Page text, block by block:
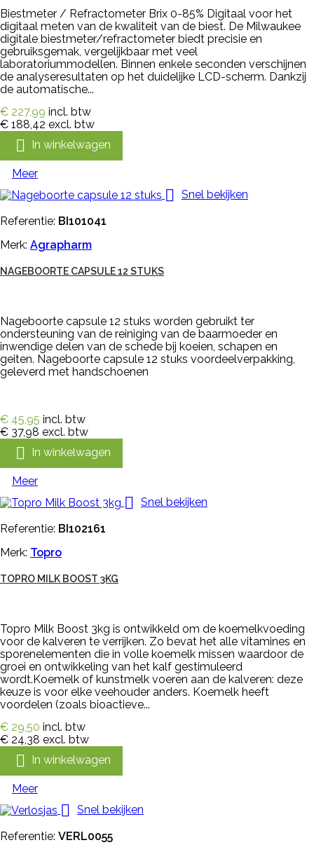
Biestmeter / Refractometer Brix 0-85% Digitaal voor het
digitaal meten van de kwaliteit van de biest. De Milwaukee
digitale biestmeter/refractometer biedt precisie en
gebruiksgemak, vergelijkbaar met veel
laboratoriummodellen. Binnen enkele seconden verschijnen
de analyseresultaten op het duidelijke LCD-scherm. Dankzij
de automatische...
€ 227,99 incl. btw
€ 188,42 excl. btw
 In winkelwagen
Meer
 Snel bekijken
Referentie: BI101041
Merk: Agrapharm
NAGEBOORTE CAPSULE 12 STUKS
Nageboorte capsule 12 stuks worden gebruikt ter
ondersteuning van de reiniging van de baarmoeder en
inwendige delen van de schede bij koeien, schapen en
geiten. Nageboorte capsule 12 stuks voordeelverpakking,
geleverd met handschoenen
€ 45,95 incl. btw
€ 37,98 excl. btw
 In winkelwagen
Meer
 Snel bekijken
Referentie: BI102161
Merk: Topro
TOPRO MILK BOOST 3KG
Topro Milk Boost 3kg is ontwikkeld om de koemelkvoeding
voor de kalveren te verrijken. Zo bevat het alle vitamines en
sporenelementen die in volle koemelk missen waardoor de
groei en ontwikkeling van het kalf gestimuleerd
wordt.Koemelk of kunstmelk voeren aan de kalveren: deze
keuze is voor elke veehouder anders. Koemelk heeft
voordelen (zoals bioactieve...
€ 29,50 incl. btw
€ 24,38 excl. btw
 In winkelwagen
Meer
 Snel bekijken
Referentie: VERL0055